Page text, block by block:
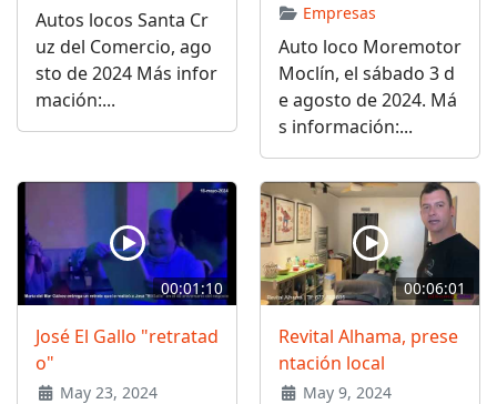
Autos locos Santa Cr
uz del Comercio, ago
sto de 2024 Más infor
mación:...
Empresas
Auto loco Moremotor
Moclín, el sábado 3 d
e agosto de 2024. Má
s información:...
00:01:10
José El Gallo "retratad
o"
May 23, 2024
00:06:01
Revital Alhama, prese
ntación local
May 9, 2024